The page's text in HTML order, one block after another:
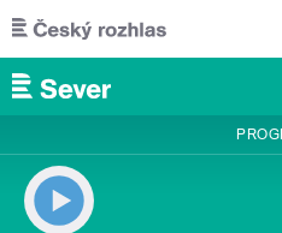
Přejít k hlavnímu obsahu